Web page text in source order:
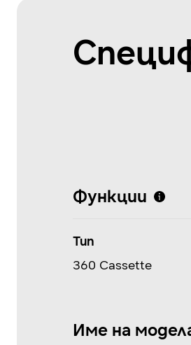
Функции
Тип
360 Cassette
Име на